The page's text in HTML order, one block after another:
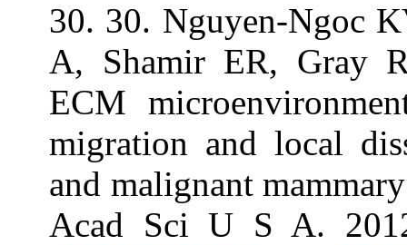
30. 30.
A, Shamir
ECM
migration and
and malignant
Acad Sci U S